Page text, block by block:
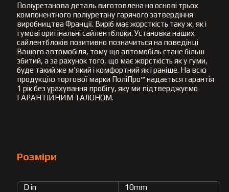
Поліуретанова деталь виготовлена на основі трьох
компонентного поліуретану гарячого затвердіння
виробництва Франції. Виріб має жорсткість таку ж, як і
гумові оригінальні сайлентблоки. Установка наших
сайлентблоків позитивно позначиться на поведінці
Вашого автомобіля, тому що автомобіль стане більш
збитий, а за рахунок того, що має жорсткість як у гуми,
буде такий же м'який і комфортний як і раніше. На всю
продукцію торгової марки ПоліПро™ надається гарантія
1 рік без урахування пробігу, яку ми підтверджуємо
ГАРАНТІЙНИМ ТАЛОНОМ.
Розміри
D in
10mm